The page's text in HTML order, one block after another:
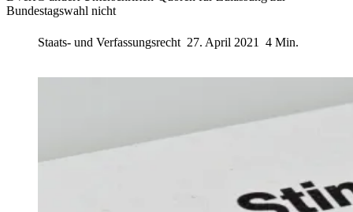
Bundestagswahl nicht
Staats- und Verfassungsrecht 27. April 2021 4 Min.